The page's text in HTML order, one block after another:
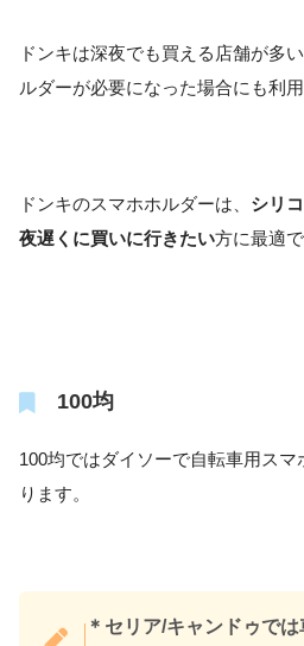
ドンキは深夜でも買える店舗が多
ルダーが必要になった場合にも利
ドンキのスマホホルダーは、 シリ
夜遅くに買いに行きたい方に最適で
100均
100均ではダイソーで自転車用ス
ります。
＊セリア/キャンドゥで